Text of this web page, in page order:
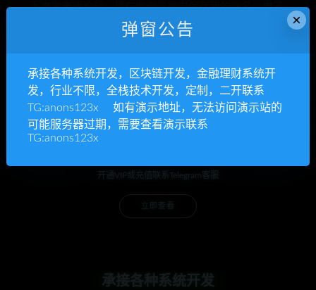
下次发表评论时，请在此浏览器中保存我的姓名、电子
开通VIP或充值联系Telegram客服
立即查看
承接各种系统开发
×
弹窗公告
承接各种系统开发，区块链开发，金融理财系统开
发，行业不限，全栈技术开发，定制，二开联系
TG:anons123x 如有演示地址，无法访问演示站的
可能服务器过期，需要查看演示联系
TG:anons123x